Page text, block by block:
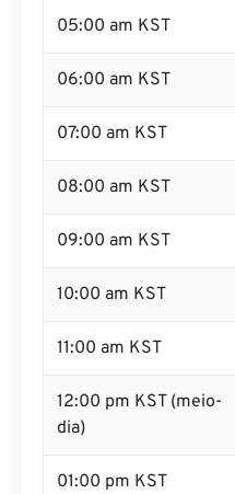
05:00 am KST
06:00 am KST
07:00 am KST
08:00 am KST
09:00 am KST
10:00 am KST
11:00 am KST
12:00 pm KST (meio-
dia)
01:00 pm KST